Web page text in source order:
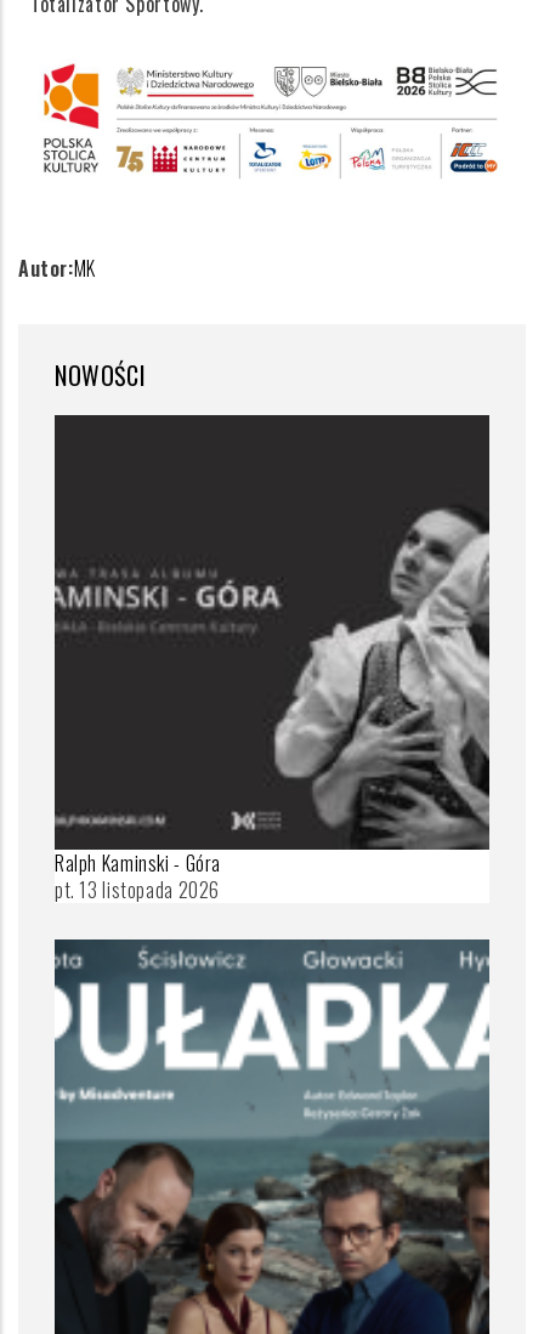
Autor:MK
NOWOŚCI
Ralph Kaminski - Góra
pt. 13 listopada 2026